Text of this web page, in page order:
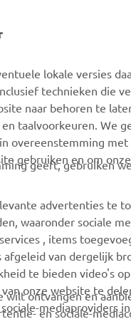
MyYamaha
Yamaha
Yamaha
Yamaha
lokale versies
technieken die
naar behoren te
taalvoorkeuren. We
overeenstemming
gebruiken en om
geeft, gebruiken
advertenties te
waaronder sociale
, items
van dergelijk
te bieden video's
onze website te
ontvangen en
en sociale-